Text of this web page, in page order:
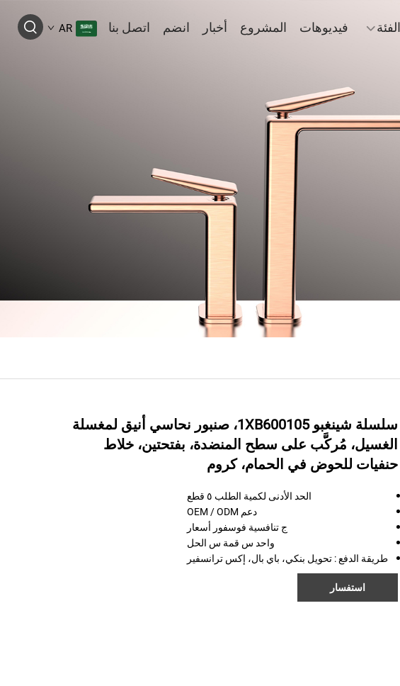
الفئة فيديوهات المشروع أخبار انضم اتصل بنا AR
سلسلة شينغبو 1XB600105، صنبور نحاسي أنيق لمغسلة
الغسيل، مُركَّب على سطح المنضدة، بفتحتين، خلاط
حنفيات للحوض في الحمام، كروم
الحد الأدنى لكمية الطلب ٥ قطع
دعم OEM / ODM
ج تنافسية فوسفور أسعار
واحد س قمة س الحل
طريقة الدفع : تحويل بنكي، باي بال، إكس ترانسفير
استفسار